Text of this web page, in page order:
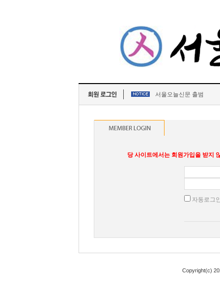
서울오늘신문 출범
당 사이트에서는 회원가입을 받지
자동로그
Copyright(c)